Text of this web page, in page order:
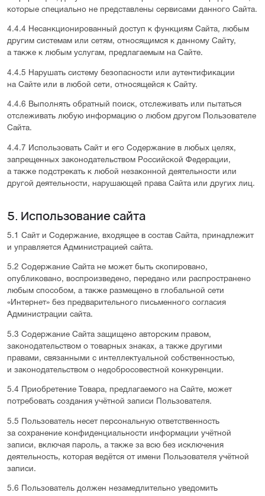
которые специально не представлены сервисами данного Сайта.
4.4.4 Несанкционированный доступ к функциям Сайта, любым
другим системам или сетям, относящимся к данному Сайту,
а также к любым услугам, предлагаемым на Сайте.
4.4.5 Нарушать систему безопасности или аутентификации
на Сайте или в любой сети, относящейся к Сайту.
4.4.6 Выполнять обратный поиск, отслеживать или пытаться
отслеживать любую информацию о любом другом Пользователе
Сайта.
4.4.7 Использовать Сайт и его Содержание в любых целях,
запрещенных законодательством Российской Федерации,
а также подстрекать к любой незаконной деятельности или
другой деятельности, нарушающей права Сайта или других лиц.
5. Использование сайта
5.1 Сайт и Содержание, входящее в состав Сайта, принадлежит
и управляется Администрацией сайта.
5.2 Содержание Сайта не может быть скопировано,
опубликовано, воспроизведено, передано или распространено
любым способом, а также размещено в глобальной сети
«Интернет» без предварительного письменного согласия
Администрации сайта.
5.3 Содержание Сайта защищено авторским правом,
законодательством о товарных знаках, а также другими
правами, связанными с интеллектуальной собственностью,
и законодательством о недобросовестной конкуренции.
5.4 Приобретение Товара, предлагаемого на Сайте, может
потребовать создания учётной записи Пользователя.
5.5 Пользователь несет персональную ответственность
за сохранение конфиденциальности информации учётной
записи, включая пароль, а также за всю без исключения
деятельность, которая ведётся от имени Пользователя учётной
записи.
5.6 Пользователь должен незамедлительно уведомить